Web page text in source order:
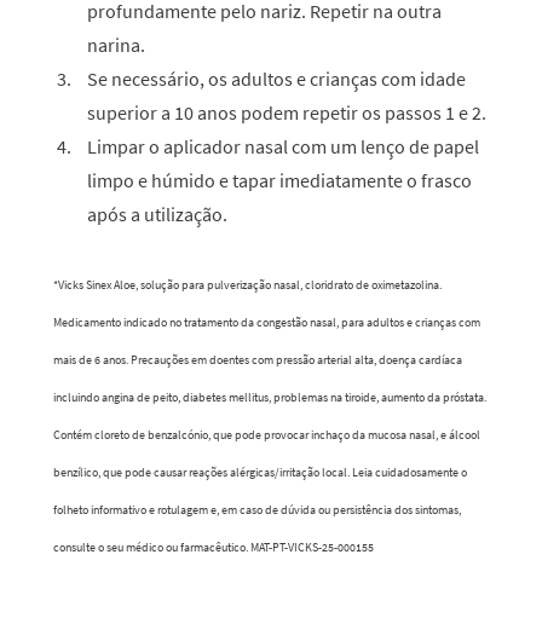
profundamente pelo nariz. Repetir na outra
narina.
Se necessário, os adultos e crianças com idade
superior a 10 anos podem repetir os passos 1 e 2.
Limpar o aplicador nasal com um lenço de papel
limpo e húmido e tapar imediatamente o frasco
após a utilização.
*Vicks Sinex Aloe, solução para pulverização nasal, cloridrato de oximetazolina.
Medicamento indicado no tratamento da congestão nasal, para adultos e crianças com
mais de 6 anos. Precauções em doentes com pressão arterial alta, doença cardíaca
incluindo angina de peito, diabetes mellitus, problemas na tiroide, aumento da próstata.
Contém cloreto de benzalcónio, que pode provocar inchaço da mucosa nasal, e álcool
benzílico, que pode causar reações alérgicas/irritação local. Leia cuidadosamente o
folheto informativo e rotulagem e, em caso de dúvida ou persistência dos sintomas,
consulte o seu médico ou farmacêutico. MAT-PT-VICKS-25-000155